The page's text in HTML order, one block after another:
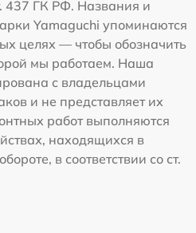
437 ГК РФ. Названия и
Yamaguchi упоминаются
целях — чтобы обозначить
мы работаем. Наша
с владельцами
и не представляет их
работ выполняются
находящихся в
в соответствии со ст.